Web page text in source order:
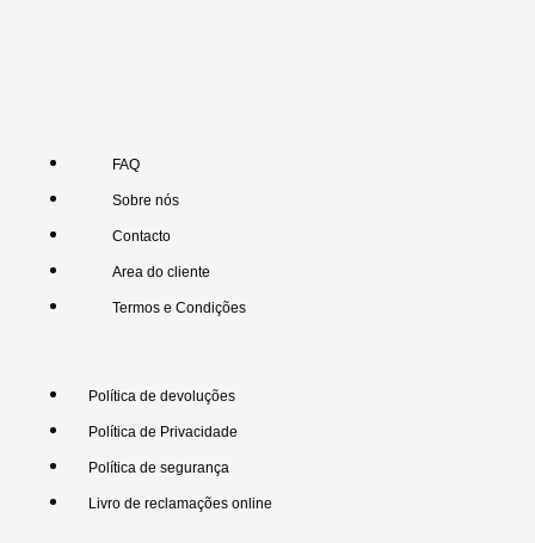
FAQ
Sobre nós
Contacto
Area do cliente
Termos e Condições
Política de devoluções
Política de Privacidade
Política de segurança
Livro de reclamações online